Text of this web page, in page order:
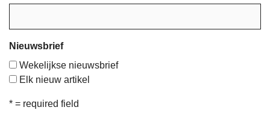
Nieuwsbrief
Wekelijkse nieuwsbrief
Elk nieuw artikel
* = required field